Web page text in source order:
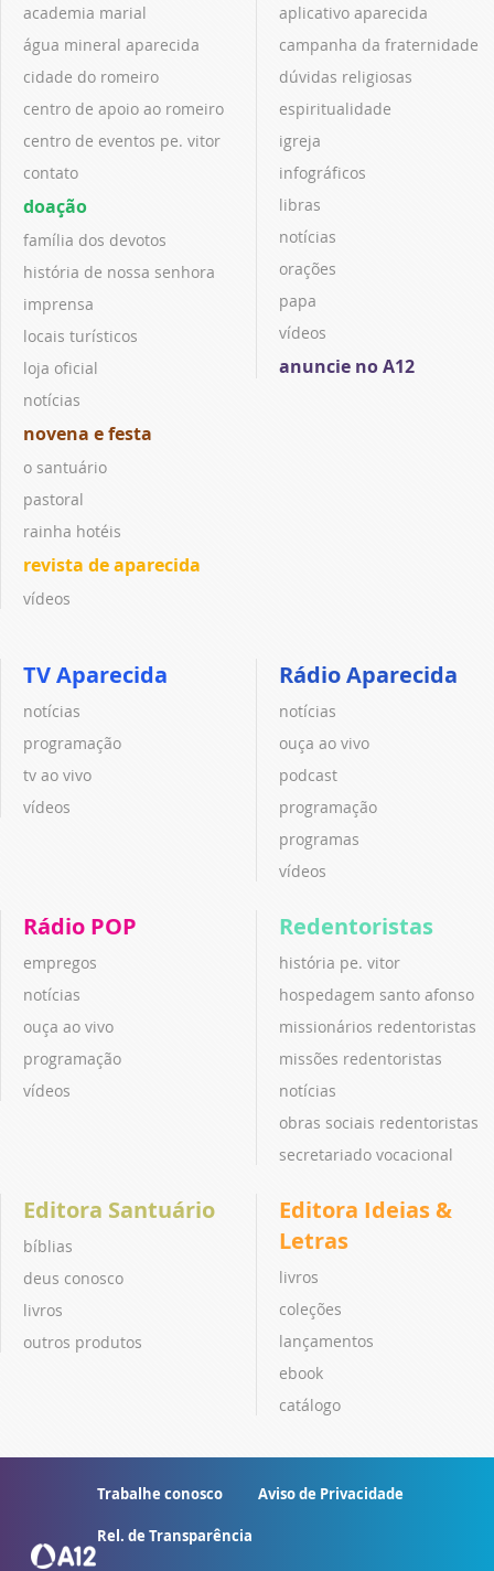
academia marial
água mineral aparecida
cidade do romeiro
centro de apoio ao romeiro
centro de eventos pe. vitor
contato
doação
família dos devotos
história de nossa senhora
imprensa
locais turísticos
loja oficial
notícias
novena e festa
o santuário
pastoral
rainha hotéis
revista de aparecida
vídeos
aplicativo aparecida
campanha da fraternidade
dúvidas religiosas
espiritualidade
igreja
infográficos
libras
notícias
orações
papa
vídeos
anuncie no A12
TV Aparecida
notícias
programação
tv ao vivo
vídeos
Rádio Aparecida
notícias
ouça ao vivo
podcast
programação
programas
vídeos
Rádio POP
empregos
notícias
ouça ao vivo
programação
vídeos
Redentoristas
história pe. vitor
hospedagem santo afonso
missionários redentoristas
missões redentoristas
notícias
obras sociais redentoristas
secretariado vocacional
Editora Santuário
bíblias
deus conosco
livros
outros produtos
Editora Ideias &
Letras
livros
coleções
lançamentos
ebook
catálogo
Trabalhe conosco Aviso de Privacidade
Rel. de Transparência